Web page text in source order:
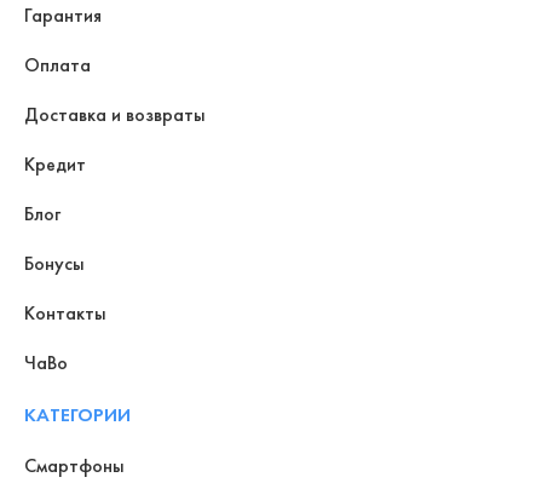
Гарантия
Оплата
Доставка и возвраты
Кредит
Блог
Бонусы
Контакты
ЧаВо
КАТЕГОРИИ
Смартфоны